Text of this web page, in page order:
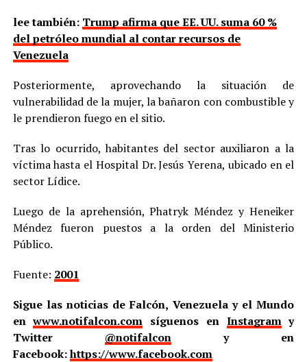
lee también: Trump afirma que EE. UU. suma 60 %
del petróleo mundial al contar recursos de
Venezuela
Posteriormente, aprovechando la situación de
vulnerabilidad de la mujer, la bañaron con combustible y
le prendieron fuego en el sitio.
Tras lo ocurrido, habitantes del sector auxiliaron a la
víctima hasta el Hospital Dr. Jesús Yerena, ubicado en el
sector Lídice.
Luego de la aprehensión, Phatryk Méndez y Heneiker
Méndez fueron puestos a la orden del Ministerio
Público.
Fuente: 2001
Sigue las noticias de Falcón, Venezuela y el Mundo
enwww.notifalcon.com síguenos en Instagramy
Twitter @notifalcony en
Facebook:https://www.facebook.com